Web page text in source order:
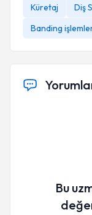
Küretaj
Diş
Banding
Bu